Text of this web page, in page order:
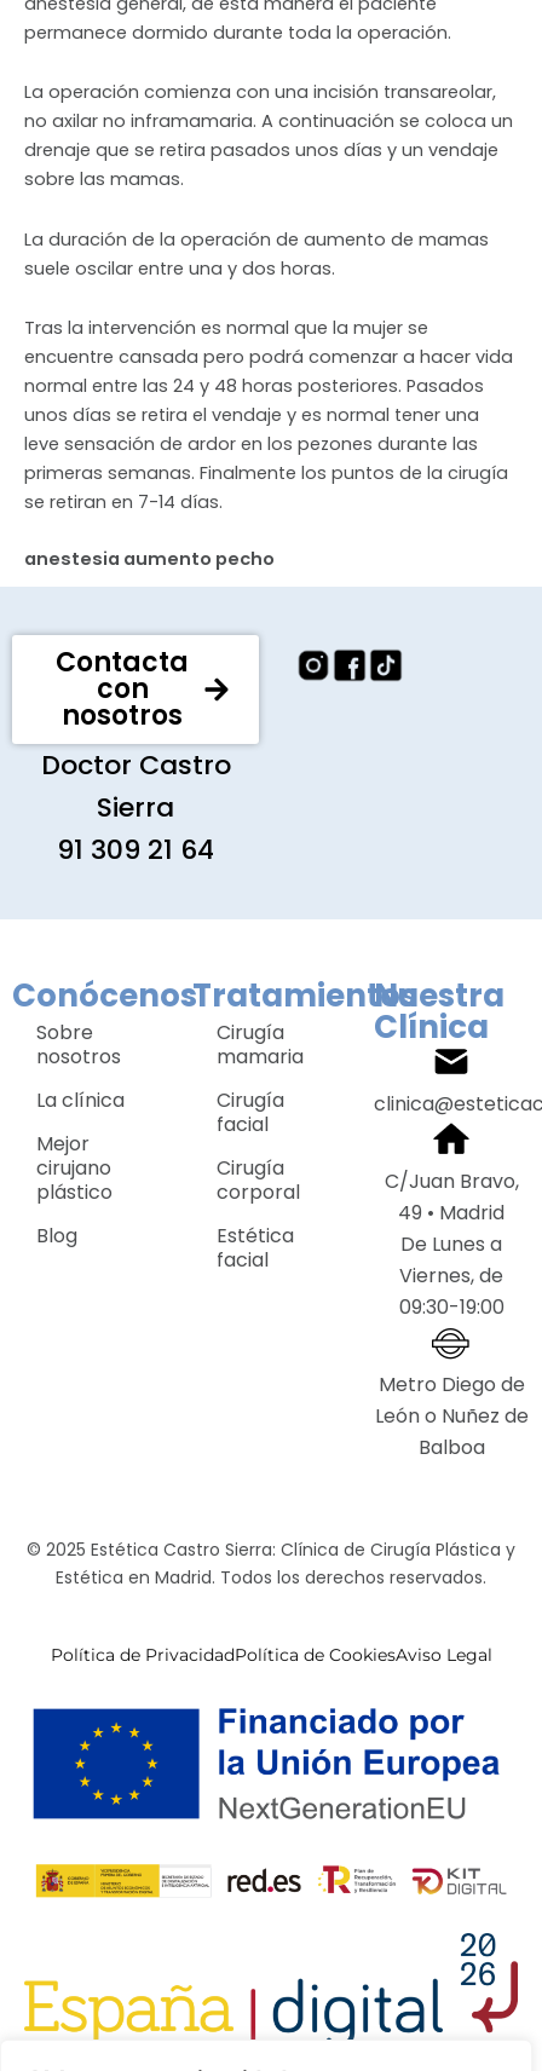
permanece dormido durante toda la operación.
La operación comienza con una incisión transareolar,
no axilar no inframamaria. A continuación se coloca un
drenaje que se retira pasados unos días y un vendaje
sobre las mamas.
La duración de la operación de aumento de mamas
suele oscilar entre una y dos horas.
Tras la intervención es normal que la mujer se
encuentre cansada pero podrá comenzar a hacer vida
normal entre las 24 y 48 horas posteriores. Pasados
unos días se retira el vendaje y es normal tener una
leve sensación de ardor en los pezones durante las
primeras semanas. Finalmente los puntos de la cirugía
se retiran en 7-14 días.
anestesia aumento pecho
Contacta
con
nosotros
Doctor Castro
Sierra
91 309 21 64
Conócenos
Sobre
nosotros
La clínica
Mejor
cirujano
plástico
Blog
Tratamientos
Cirugía
mamaria
Cirugía
facial
Cirugía
corporal
Estética
facial
Nuestra
Clínica
C/Juan Bravo,
49 • Madrid
De Lunes a
Viernes, de
09:30-19:00
Metro Diego de
León o Nuñez de
Balboa
© 2025 Estética Castro Sierra: Clínica de Cirugía Plástica y
Estética en Madrid. Todos los derechos reservados.
Política de PrivacidadPolítica de CookiesAviso Legal